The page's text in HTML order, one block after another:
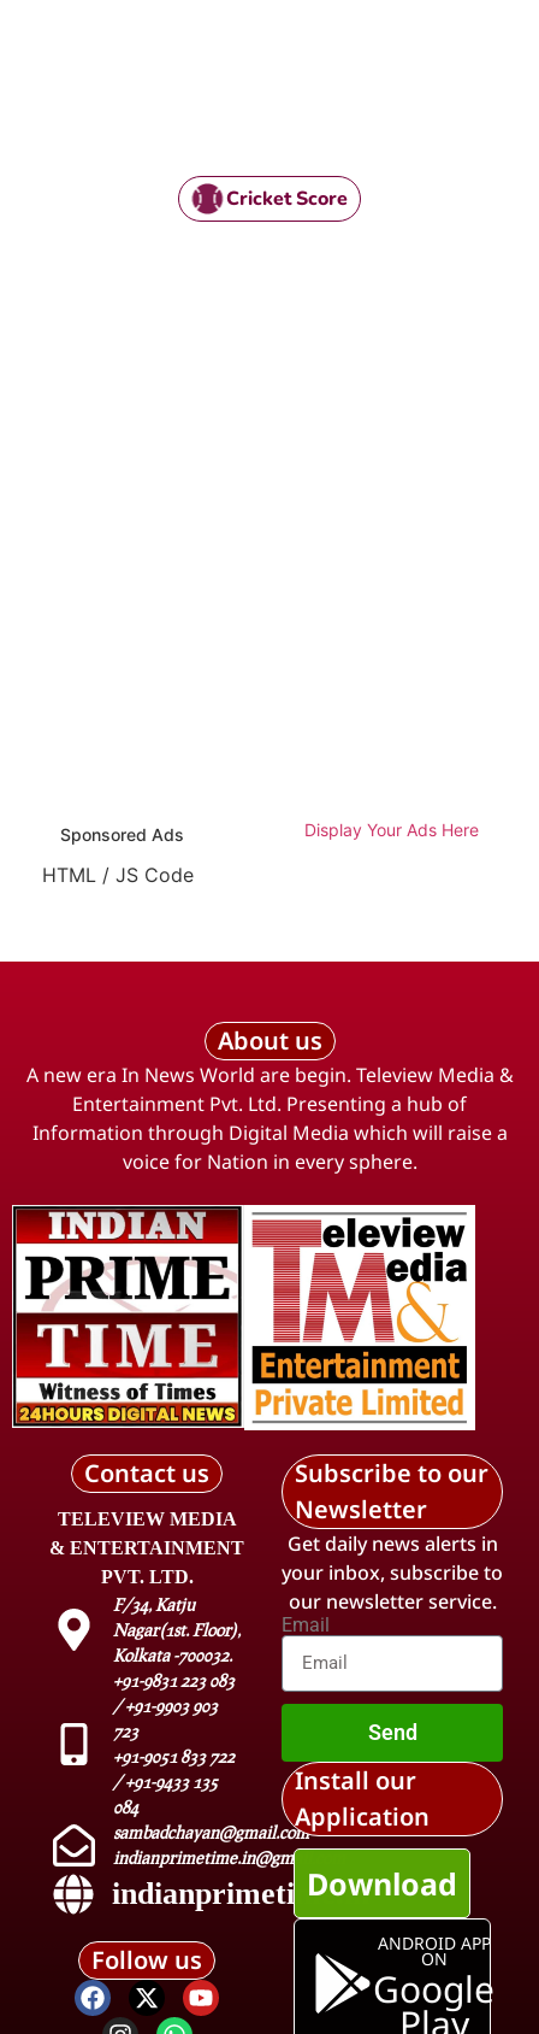
Cricket Score
Sponsored Ads Display Your Ads Here
HTML / JS Code
About us
A new era In News World are begin. Teleview Media &
Entertainment Pvt. Ltd. Presenting a hub of
Information through Digital Media which will raise a
voice for Nation in every sphere.
Contact us
TELEVIEW MEDIA
& ENTERTAINMENT
PVT. LTD.
F/34, Katju
Nagar(1st. Floor),
Kolkata -700032.
+91-9831 223 083
/ +91-9903 903
723
+91-9051 833 722
/ +91-9433 135
084
sambadchayan@gmail.com
indianprimetime.in@gmail.com
indianprimetime.in
Follow us
Subscribe to our
Newsletter
Get daily news alerts in
your inbox, subscribe to
our newsletter service.
Email
Send
Install our
Application
Download
ANDROID APP
ON
Google
Play